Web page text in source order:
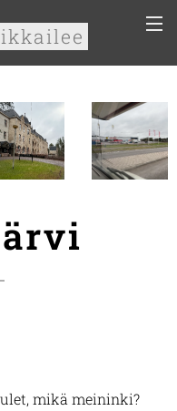
mikä meininki?